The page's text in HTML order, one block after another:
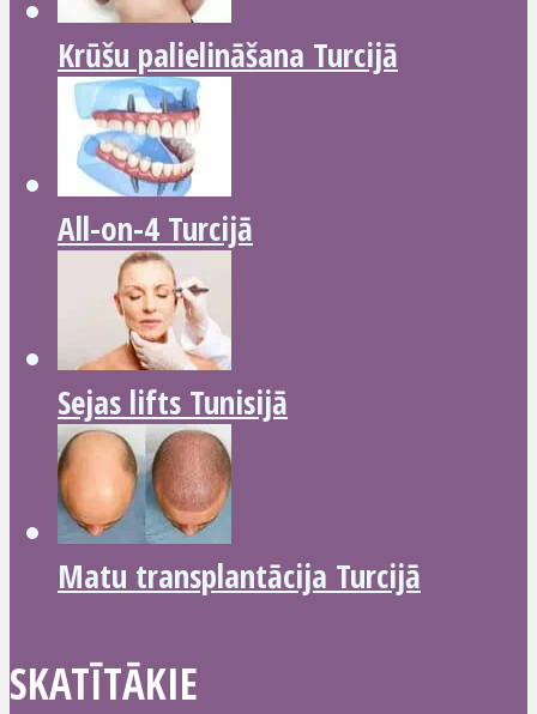
Krūšu palielināšana Turcijā
All-on-4 Turcijā
Sejas lifts Tunisijā
Matu transplantācija Turcijā
SKATĪTĀKIE